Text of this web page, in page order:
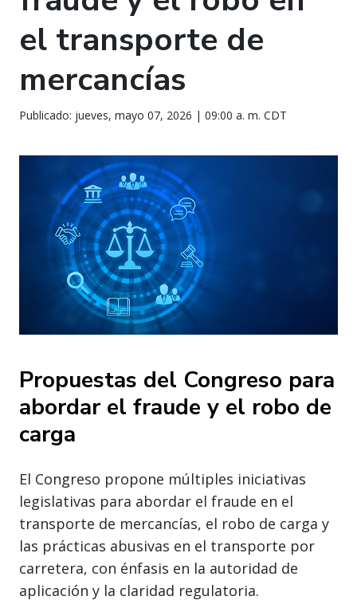
el transporte de
mercancías
Publicado: jueves, mayo 07, 2026 | 09:00 a. m. CDT
Propuestas del Congreso para
abordar el fraude y el robo de
carga
El Congreso propone múltiples iniciativas
legislativas para abordar el fraude en el
transporte de mercancías, el robo de carga y
las prácticas abusivas en el transporte por
carretera, con énfasis en la autoridad de
aplicación y la claridad regulatoria.